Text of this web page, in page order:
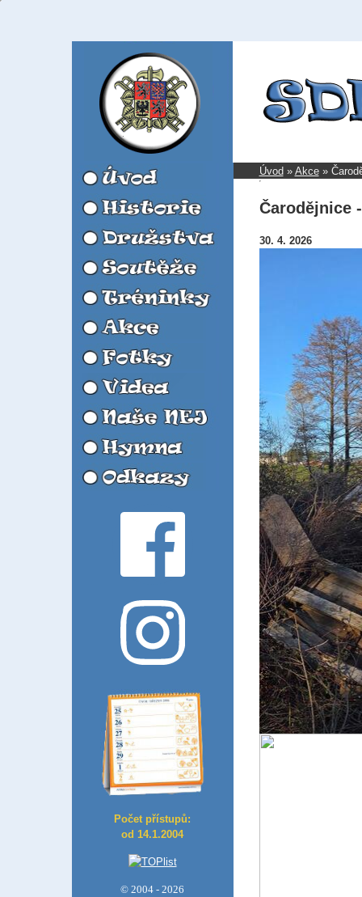
Počet přístupů:
od 14.1.2004
© 2004 - 2026
Úvod » Akce»
Čarodějnice
30. 4. 2026